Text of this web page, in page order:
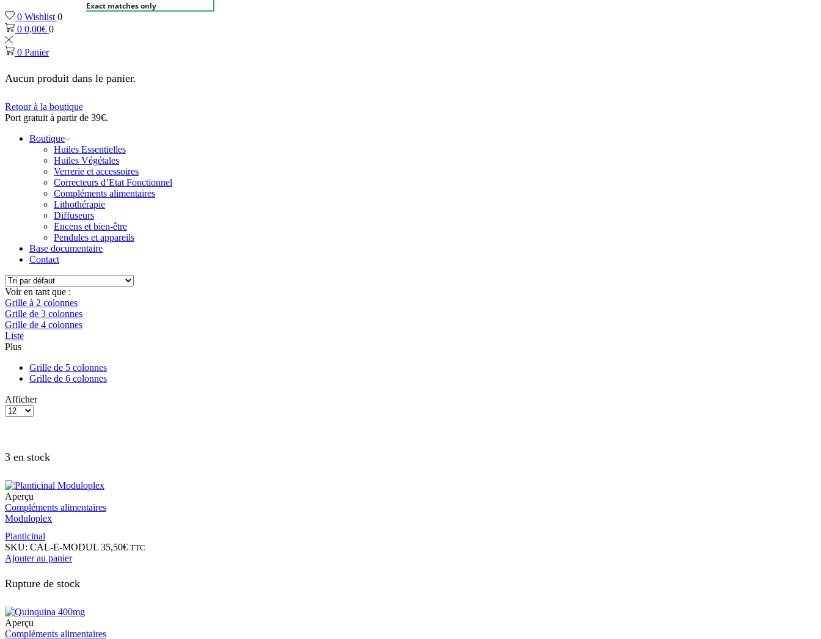
Exact matches only
0 Wishlist0
0 0,00€ 0
0 Panier
Aucun produit dans le panier.
Retour à la boutique
Port gratuit à partir de 39€.
Boutique
Huiles Essentielles
Huiles Végétales
Verrerie et accessoires
Correcteurs d’Etat Fonctionnel
Compléments alimentaires
Lithothérapie
Diffuseurs
Encens et bien-être
Pendules et appareils
Base documentaire
Contact
Voir en tant que :
Grille à 2 colonnes
Grille de 3 colonnes
Grille de 4 colonnes
Liste
Plus
Grille de 5 colonnes
Grille de 6 colonnes
Afficher
3 en stock
Aperçu
Compléments alimentaires
Moduloplex
Planticinal
SKU: CAL-E-MODUL 35,50€ TTC
Ajouter au panier
Rupture de stock
Aperçu
Compléments alimentaires